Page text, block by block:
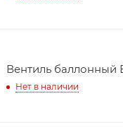
Вентиль баллонный
Нет в наличии